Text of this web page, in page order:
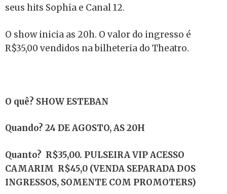
seus hits Sophia e Canal 12.
O show inicia as 20h. O valor do ingresso é
R$35,00 vendidos na bilheteria do Theatro.
O quê? SHOW ESTEBAN
Quando? 24 DE AGOSTO, AS 20H
Quanto? R$35,00. PULSEIRA VIP ACESSO
CAMARIM R$45,0 (VENDA SEPARADA DOS
INGRESSOS, SOMENTE COM PROMOTERS)